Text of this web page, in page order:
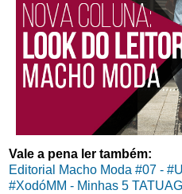
Vale a pena ler também:
Editorial Macho Moda #07 -
#XodóMM - Minhas 5